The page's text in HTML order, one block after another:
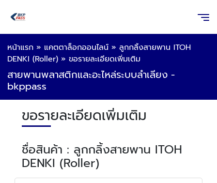
หน้าแรก » แคตตาล็อกออนไลน์ » ลูกกลิ้งสายพาน ITOH
DENKI (Roller) » ขอรายละเอียดเพิ่มเติม
สายพานพลาสติกและอะไหล่ระบบลำเลียง -
bkppass
ขอรายละเอียดเพิ่มเติม
ชื่อสินค้า : ลูกกลิ้งสายพาน ITOH
DENKI (Roller)